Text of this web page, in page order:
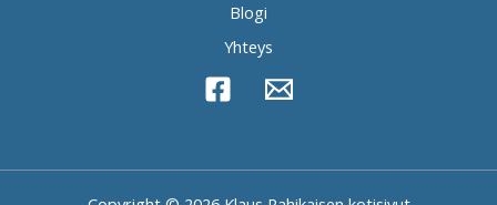
Blogi
Yhteys